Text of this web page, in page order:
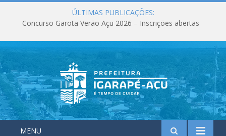
ÚLTIMAS PUBLICAÇÕES:
Concurso Garota Verão Açu 2026 – Inscrições abertas
MENU